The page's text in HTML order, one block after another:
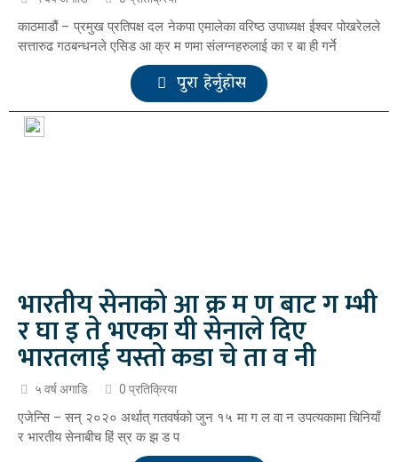
काठमाडौं – प्रमुख प्रतिपक्ष दल नेकपा एमालेका वरिष्ठ उपाध्यक्ष ईश्वर पोखरेलले
सत्तारुढ गठबन्धनले एसिड आ क्र म णमा संलग्नहरुलाई का र बा ही गर्ने
पुरा हेर्नुहोस
भारतीय सेनाको आ क्र म ण बाट ग म्भी
र घा इ ते भएका यी सेनाले दिए
भारतलाई यस्तो कडा चे ता व नी
५ वर्ष अगाडि 0 प्रतिक्रिया
एजेन्सि – सन् २०२० अर्थात् गतवर्षको जुन १५ मा ग ल वा न उपत्यकामा चिनियाँ
र भारतीय सेनाबीच हिं स्र क झ ड प